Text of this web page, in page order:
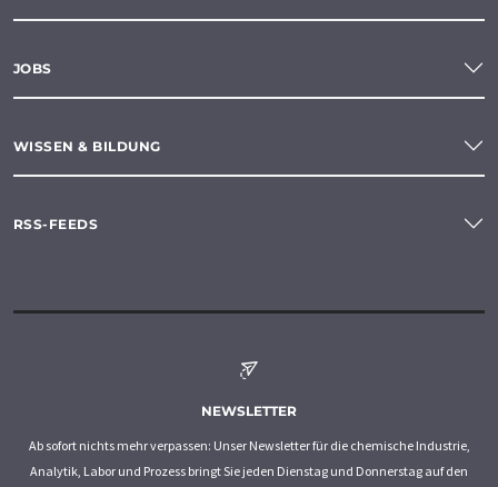
JOBS
WISSEN & BILDUNG
RSS-FEEDS
NEWSLETTER
Ab sofort nichts mehr verpassen: Unser Newsletter für die chemische Industrie,
Analytik, Labor und Prozess bringt Sie jeden Dienstag und Donnerstag auf den